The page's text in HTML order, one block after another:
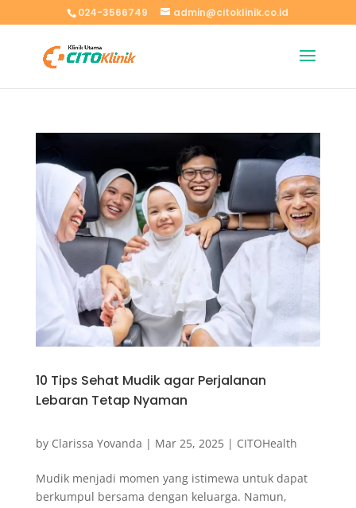
024-3566749 admin@citoklinik.co.id
10 Tips Sehat Mudik agar Perjalanan
Lebaran Tetap Nyaman
by Clarissa Yovanda | Mar 25, 2025| CITOHealth
Mudik menjadi momen yang istimewa untuk dapat
berkumpul bersama dengan keluarga. Namun,